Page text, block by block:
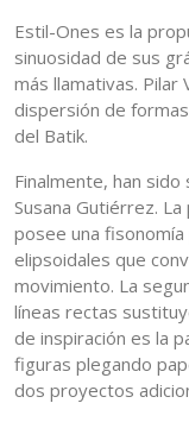
Estil-Ones es la
sinuosidad de sus
más llamativas. Pilar
dispersión de
del Batik.
Finalmente, han
Susana Gutiérrez.
posee una
elipsoidales que
movimiento. La
líneas rectas
de inspiración es la
figuras plegando
dos proyectos